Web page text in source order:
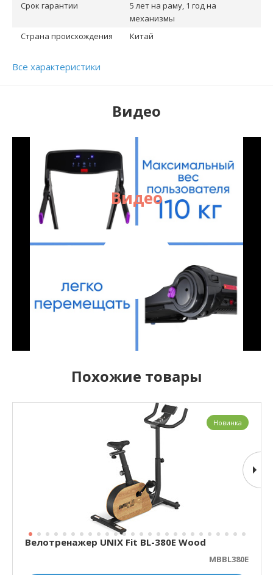
Срок гарантии
5 лет на раму, 1 год на
механизмы
Страна происхождения
Китай
Все характеристики
Видео
Видео
Похожие товары
Велотренажер UNIX Fit BL-380E Wood
MBBL380E
Новинка